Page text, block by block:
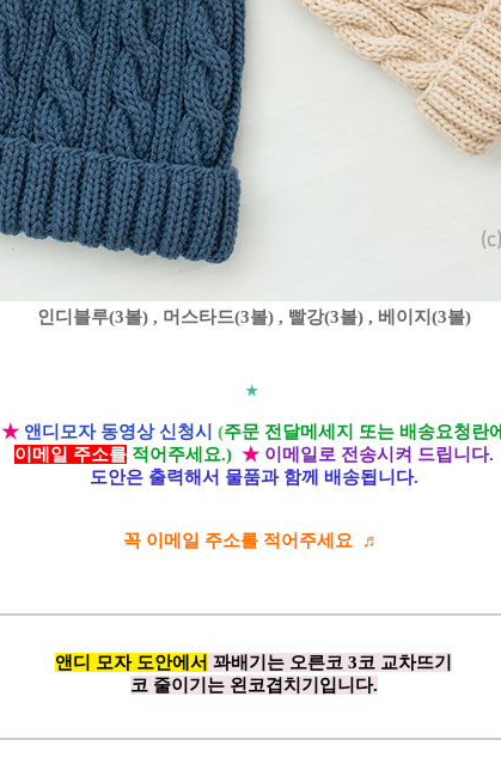
인디블루(3볼) , 머스타드(3볼) , 빨강(3볼) , 베이지(3볼)
★
★앤디모자 동영상 신청시 (주문 전달메세지 또는 배송요청란에
이메일 주소를 적어주세요.) ★ 이메일로 전송시켜 드립니다.
도안은 출력해서 물품과 함께 배송됩니다.
꼭 이메일 주소를 적어주세요 ♬
앤디 모자 도안에서 꽈배기는 오른코 3코 교차뜨기
코 줄이기는 왼코겹치기입니다.